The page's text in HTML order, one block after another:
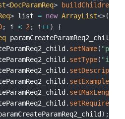
<DocParamReq> buildChildren
> list = new ArrayList<>(
; i < 2; i++)
{
paramCreateParamReq2_child
. setName(
. setType( "int"
. setDescription
. setExample
. setMaxLength
. setRequired
) ;